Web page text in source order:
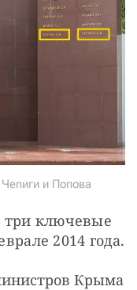
и Попова
три ключевые
2014 года.
Крыма